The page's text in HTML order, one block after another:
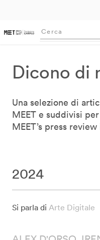
Dicono di
Una selezione di
MEET e suddivisi
MEET’s press
2024
Si parla di Arte Digitale